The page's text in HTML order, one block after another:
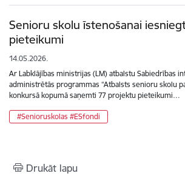
Senioru skolu īstenošanai
pieteikumi
14.05.2026.
Ar Labklājības ministrijas (LM) atbalstu Sabiedrības
administrētās programmas “Atbalsts senioru skolu
konkursā kopumā saņemti 77 projektu pieteikumi…
#Senioruskolas #ESfondi
Drukāt lapu